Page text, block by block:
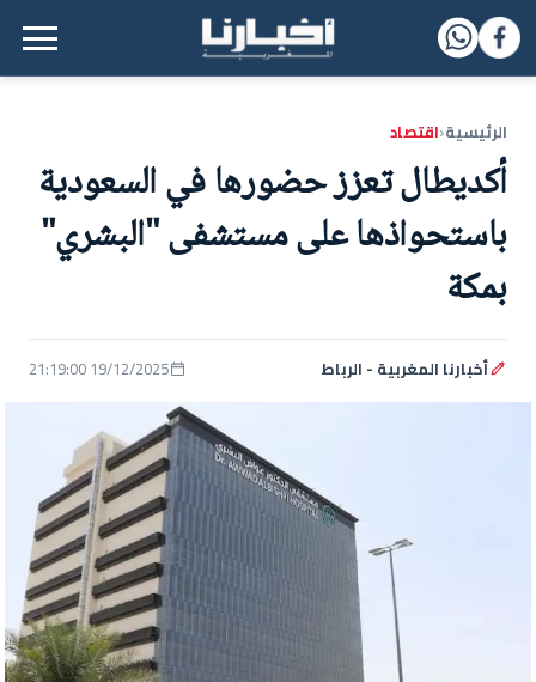
القائمة الرئيسية
الرئيسية‹اقتصاد
أكديطال تعزز حضورها في السعودية
باستحواذها على مستشفى "البشري"
بمكة
أخبارنا المغربية - الرباط 19/12/2025 21:19:00